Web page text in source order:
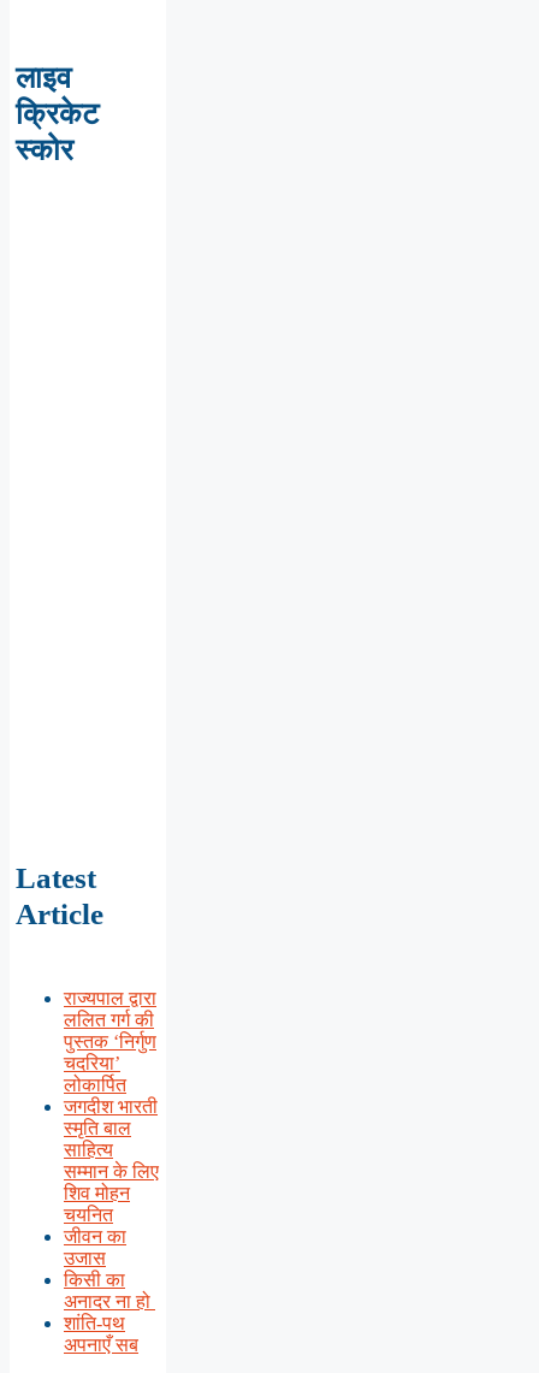
लाइव
क्रिकेट
स्कोर
Latest
Article
राज्यपाल द्वारा
ललित गर्ग की
पुस्तक ‘निर्गुण
चदरिया’
लोकार्पित
जगदीश भारती
स्मृति बाल
साहित्य
सम्मान के लिए
शिव मोहन
चयनित
जीवन का
उजास
किसी का
अनादर ना हो
शांति-पथ
अपनाएँ सब